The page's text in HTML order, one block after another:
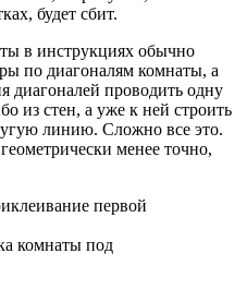
будет сбит.
в инструкциях обычно
по диагоналям комнаты, а
диагоналей проводить одну
из стен, а уже к ней строить
линию. Сложно все это.
менее точно,
комнаты под